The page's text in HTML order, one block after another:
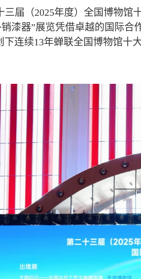
三届（2025年度）全国博物
漆器”展览凭借卓越的国际合
连续13年蝉联全国博物馆十